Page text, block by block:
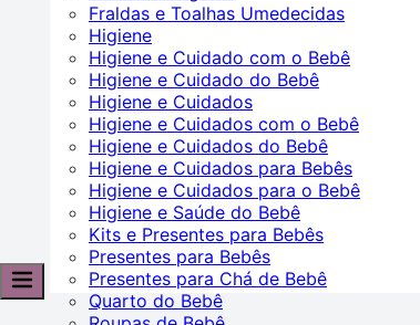
Fraldas e Toalhas Umedecidas
Higiene
Higiene e Cuidado com o Bebê
Higiene e Cuidado do Bebê
Higiene e Cuidados
Higiene e Cuidados com o Bebê
Higiene e Cuidados do Bebê
Higiene e Cuidados para Bebês
Higiene e Cuidados para o Bebê
Higiene e Saúde do Bebê
Kits e Presentes para Bebês
Presentes para Bebês
Presentes para Chá de Bebê
Quarto do Bebê